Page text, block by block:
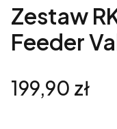
Zestaw
Feeder
Cena
199,90 zł